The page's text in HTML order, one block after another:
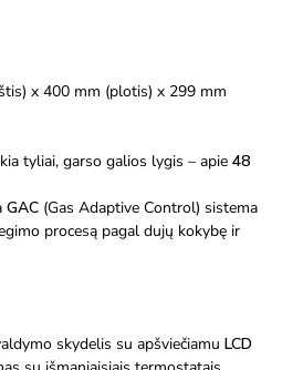
x 400 mm (plotis) x 299 mm
tyliai, garso galios lygis – apie 48
GAC (Gas Adaptive Control) sistema
procesą pagal dujų kokybę ir
skydelis su apšviečiamu LCD